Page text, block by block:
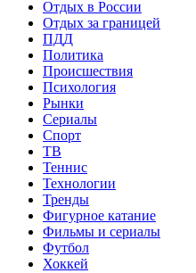
Отдых в России
Отдых за границей
ПДД
Политика
Происшествия
Психология
Рынки
Сериалы
Спорт
ТВ
Теннис
Технологии
Тренды
Фигурное катание
Фильмы и сериалы
Футбол
Хоккей